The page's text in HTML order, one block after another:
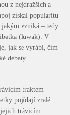
z nejdražších a
získal popularitu
vzniká – tedy
(luwak). V
jak se vyrábí, čím
debaty.
traktem
pojídají zralé
jejich trávicím